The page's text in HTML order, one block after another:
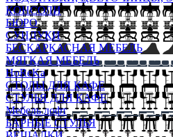
КОНСОЛИ
БЮРО
СУНДУКИ
БЕСКАРКАСНАЯ МЕБЕЛЬ
МЯГКАЯ МЕБЕЛЬ
HoReKa
СТОЛЫ ДЛЯ КАФЕ
СТУЛЬЯ ДЛЯ КАФЕ
Мебель лофт
БАРНЫЕ СТУЛЬЯ